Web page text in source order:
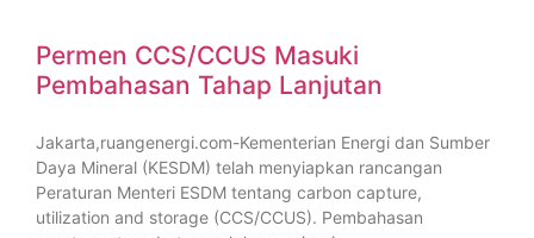
Permen CCS/CCUS Masuki
Pembahasan Tahap Lanjutan
Jakarta,ruangenergi.com-Kementerian Energi dan Sumber
Daya Mineral (KESDM) telah menyiapkan rancangan
Peraturan Menteri ESDM tentang carbon capture,
utilization and storage (CCS/CCUS). Pembahasan